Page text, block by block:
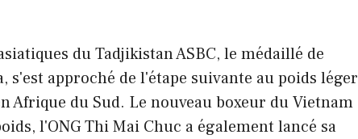
du Tadjikistan ASBC, le médaillé de
s'est approché de l'étape suivante au poids léger
Afrique du Sud. Le nouveau boxeur du Vietnam
l'ONG Thi Mai Chuc a également lancé sa